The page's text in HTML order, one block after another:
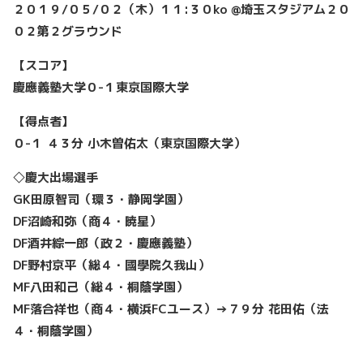
２０１９/０５/０２（木）１１:３０ko @埼玉スタジアム２０
０２第２グラウンド
【スコア】
慶應義塾大学０-１東京国際大学
【得点者】
０-１ ４３分 小木曽佑太（東京国際大学）
◇慶大出場選手
GK田原智司（環３・静岡学園）
DF沼崎和弥（商４・暁星）
DF酒井綜一郎（政２・慶應義塾）
DF野村京平（総４・國學院久我山）
MF八田和己（総４・桐蔭学園）
MF落合祥也（商４・横浜FCユース）→７９分 花田佑（法
４・桐蔭学園）